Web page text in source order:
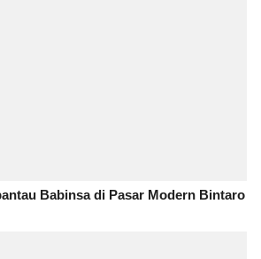
Babinsa di Pasar Modern Bintaro